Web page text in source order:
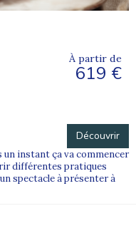
À partir de
619 €
Découvrir
instant ça va commencer
différentes pratiques
spectacle à présenter à